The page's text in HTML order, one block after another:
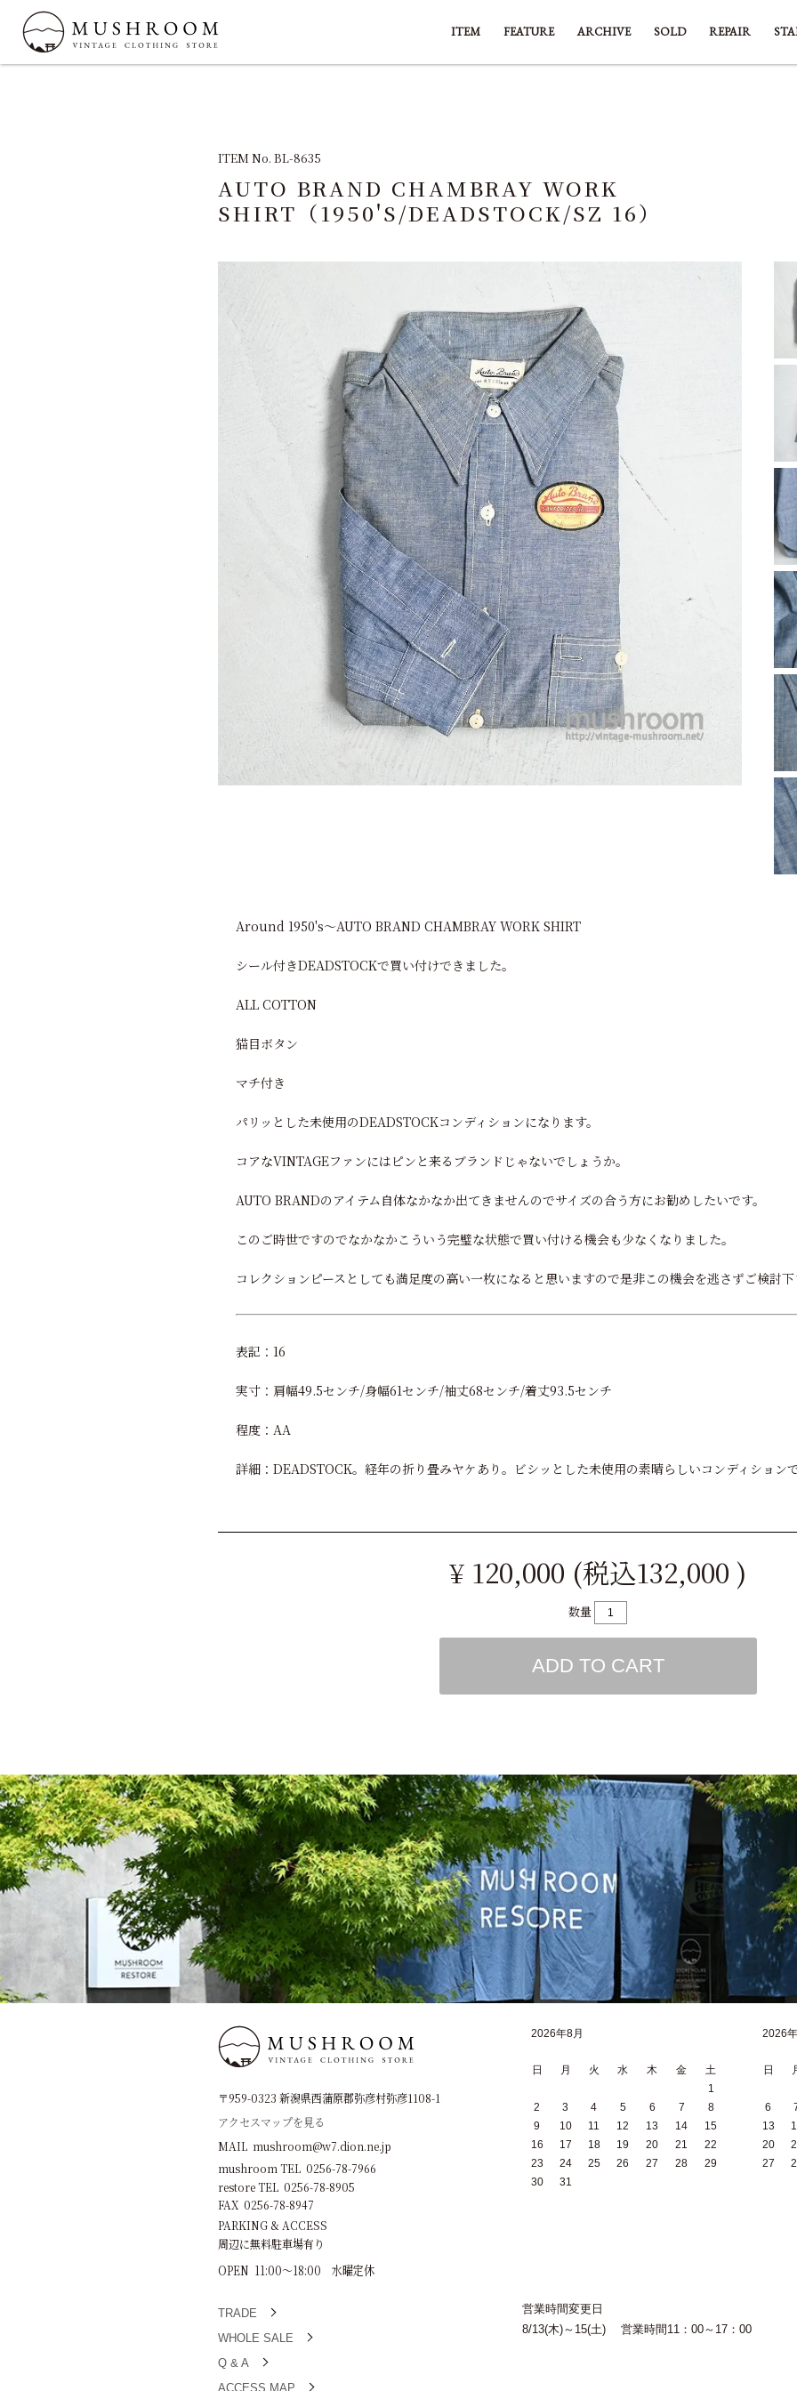
ITEM FEATURE ARCHIVE SOLD REPAIR
ITEM No. BL-8635
AUTO BRAND CHAMBRAY WORK
SHIRT（1950'S/DEADSTOCK/SZ 16）
Around 1950's〜AUTO BRAND CHAMBRAY WORK SHIRT
シール付きDEADSTOCKで買い付けできました。
ALL COTTON
猫目ボタン
マチ付き
パリッとした未使用のDEADSTOCKコンディションになります。
コアなVINTAGEファンにはピンと来るブランドじゃないでしょうか。
AUTO BRANDのアイテム自体なかなか出てきませんのでサイズの合う方にお勧めしたいです。
このご時世ですのでなかなかこういう完璧な状態で買い付ける機会も少なくなりました。
コレクションピースとしても満足度の高い一枚になると思いますので是非この機会を逃さずご検討下
表記：16
実寸：肩幅49.5センチ/身幅61センチ/袖丈68センチ/着丈93.5センチ
程度：AA
詳細：DEADSTOCK。経年の折り畳みヤケあり。ビシッとした未使用の素晴らしいコンディションで
¥ 120,000 (税込132,000 )
数量
ADD TO CART
〒959-0323 新潟県西蒲原郡弥彦村弥彦1108-1
アクセスマップを見る
MAIL mushroom@w7.dion.ne.jp
mushroom TEL 0256-78-7966
restore TEL 0256-78-8905
FAX 0256-78-8947
PARKING & ACCESS
周辺に無料駐車場有り
OPEN 11:00～18:00 水曜定休
2026年8月
日 月 火 水 木 金
土
1
2
3 4 5 6 7
8
9
10 11 12 13 14
15
16
17 18 19 20 21
22
23
24 25 26 27 28
29
30
31
2026
日
6
13
20
27
TRADE
WHOLE SALE
Q & A
ACCESS MAP
営業時間変更日
8/13(木)～15(土) 営業時間11：00～17：00